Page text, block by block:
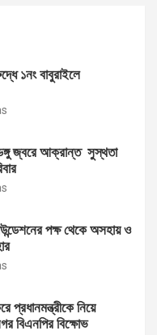
১নং বাবুরাইলে
জ্বরে আক্রান্ত সুস্থতা
পক্ষ থেকে অসহায় ও
প্রধানমন্ত্রীকে নিয়ে
বিএনপির বিক্ষোভ